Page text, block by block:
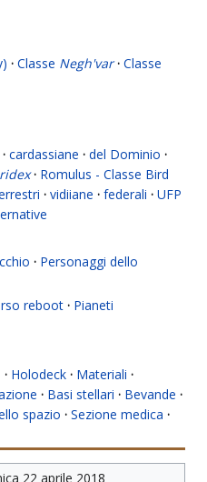
· Classe Negh'var · Classe
· cardassiane · del Dominio ·
· Romulus - Classe Bird
· vidiiane · federali · UFP
· Personaggi dello
reboot · Pianeti
· Holodeck · Materiali ·
· Basi stellari · Bevande ·
spazio · Sezione medica ·
22 aprile 2018